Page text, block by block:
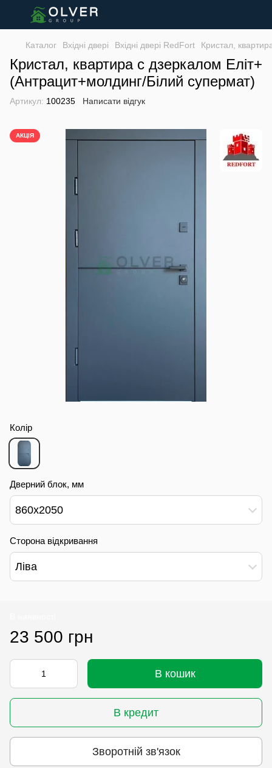
Каталог Вхідні двері Вхідні двері RedFort Кристал,
Кристал, квартира с дзеркалом Еліт+
(Антрацит+молдинг/Білий супермат)
Артикул: 100235 Написати відгук
АКЦІЯ
Колір
Дверний блок, мм
860х2050
Сторона відкривання
Ліва
23 500 грн
В кошик
В кредит
Зворотній зв'язок